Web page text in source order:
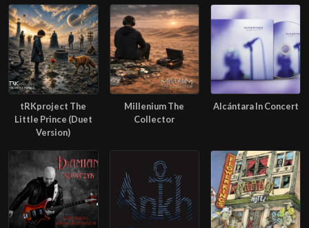
tRKproject The
Little Prince (Duet
Version)
Millenium The
Collector
Alcántara In Concert